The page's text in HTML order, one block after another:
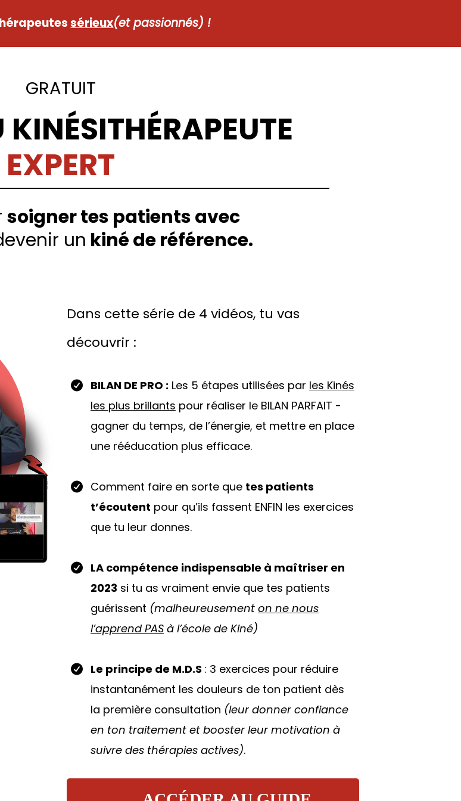
sérieux(et passionnés) !
GRATUIT
KINÉSITHÉRAPEUTE
EXPERT
soigner tes patients avec
un kiné de référence.
Dans cette série de 4 vidéos, tu vas
découvrir :
BILAN DE PRO : Les 5 étapes utilisées par les Kinés
les plus brillants pour réaliser le BILAN PARFAIT -
gagner du temps, de l’énergie, et mettre en place
une rééducation plus efficace.
Comment faire en sorte que tes patients
t’écoutent pour qu’ils fassent ENFIN les exercices
que tu leur donnes.
LA compétence indispensable à maîtriser en
2023 si tu as vraiment envie que tes patients
guérissent (malheureusement on ne nous
l’apprend PASà l’école de Kiné)
Le principe de M.D.S : 3 exercices pour réduire
instantanément les douleurs de ton patient dès
la première consultation (leur donner confiance
en ton traitement et booster leur motivation à
suivre des thérapies actives).